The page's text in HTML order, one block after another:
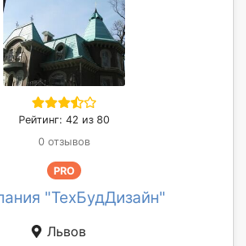
Рейтинг: 42 из 80
0 отзывов
PRO
"ТехБудДизайн"
Львов